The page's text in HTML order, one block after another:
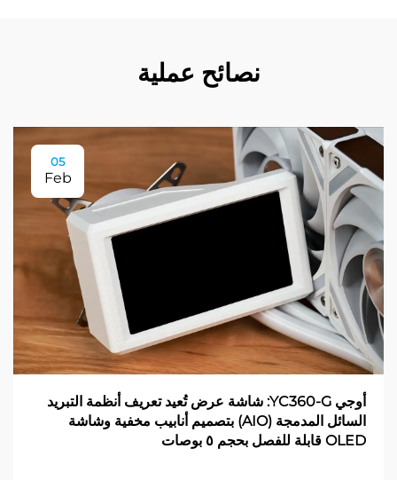
نصائح عملية
05
Feb
أوجي YC360-G: شاشة عرض تُعيد تعريف أنظمة التبريد
السائل المدمجة (AIO) بتصميم أنابيب مخفية وشاشة
OLED قابلة للفصل بحجم ٥ بوصات